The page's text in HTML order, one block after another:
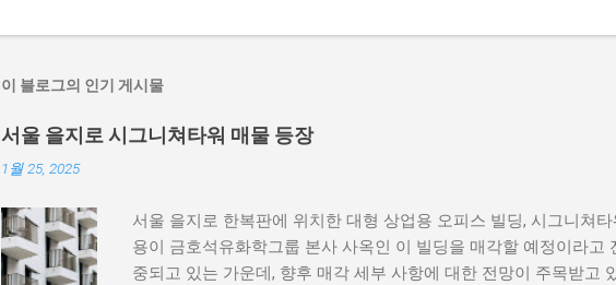
이 블로그의 인기 게시물
서울 을지로 시그니쳐타워 매물 등장
1월 25, 2025
서울 을지로 한복판에 위치한 대형 상업용 오피스 빌딩, 시그니쳐
용이 금호석유화학그룹 본사 사옥인 이 빌딩을 매각할 예정이라고
중되고 있는 가운데, 향후 매각 세부 사항에 대한 전망이 주목받고